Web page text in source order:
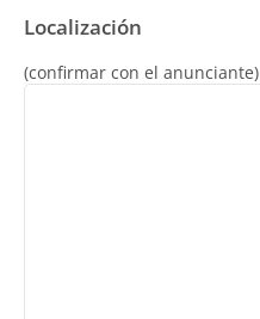
Localización
(confirmar con el anunciante)